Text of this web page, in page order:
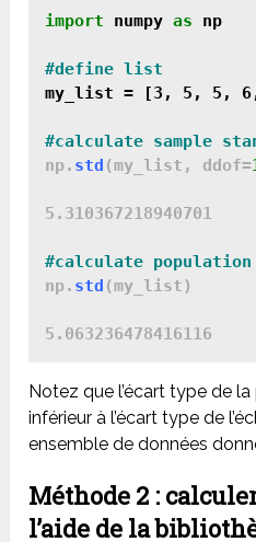
import numpy as np
my_list = [3, 5, 5,
#calculate sample
np. std (my_list, ddof=
5.310367218940701
#calculate
np. std (my_list)
Notez que l’écart type de
inférieur à l’écart type de
ensemble de données
Méthode 2 :
l’aide de la